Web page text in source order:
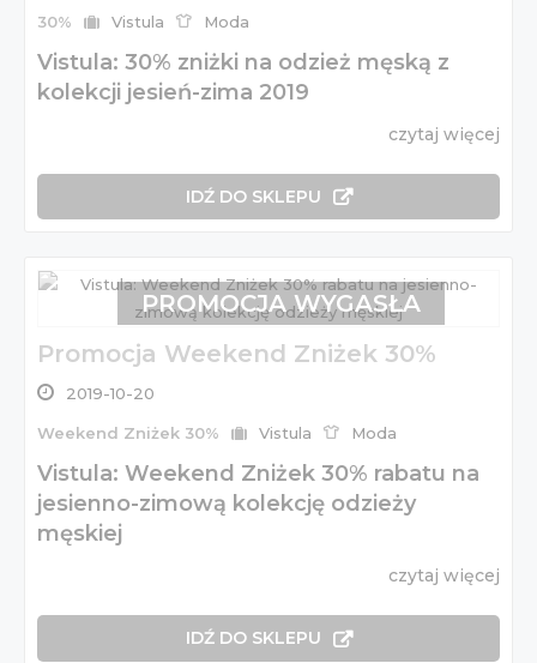
30% Vistula Moda
Vistula: 30% zniżki na odzież męską z
kolekcji jesień-zima 2019
czytaj więcej
IDŹ DO SKLEPU
Promocja Weekend Zniżek 30%
2019-10-20
Weekend Zniżek 30% Vistula Moda
Vistula: Weekend Zniżek 30% rabatu na
jesienno-zimową kolekcję odzieży
męskiej
czytaj więcej
IDŹ DO SKLEPU
PROMOCJA WYGASŁA